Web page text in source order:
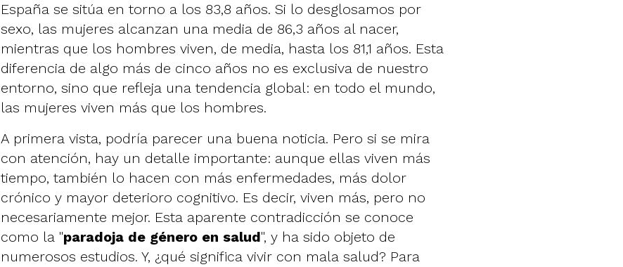
España se sitúa en torno a los 83,8 años. Si lo desglosamos por
sexo, las mujeres alcanzan una media de 86,3 años al nacer,
mientras que los hombres viven, de media, hasta los 81,1 años. Esta
diferencia de algo más de cinco años no es exclusiva de nuestro
entorno, sino que refleja una tendencia global: en todo el mundo,
las mujeres viven más que los hombres.
A primera vista, podría parecer una buena noticia. Pero si se mira
con atención, hay un detalle importante: aunque ellas viven más
tiempo, también lo hacen con más enfermedades, más dolor
crónico y mayor deterioro cognitivo. Es decir, viven más, pero no
necesariamente mejor. Esta aparente contradicción se conoce
como la "paradoja de género en salud", y ha sido objeto de
numerosos estudios. Y, ¿qué significa vivir con mala salud? Para